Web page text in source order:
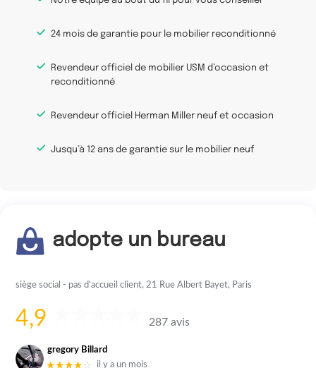
24 mois de garantie pour le mobilier reconditionné
Revendeur officiel de mobilier USM d’occasion et
reconditionné
Revendeur officiel Herman Miller neuf et occasion
Jusqu’à 12 ans de garantie sur le mobilier neuf
adopte un bureau
siège social - pas d'accueil client, 21 Rue Albert Bayet, Paris
4,9 287 avis
gregory Billard
★★★★☆
il y a un mois